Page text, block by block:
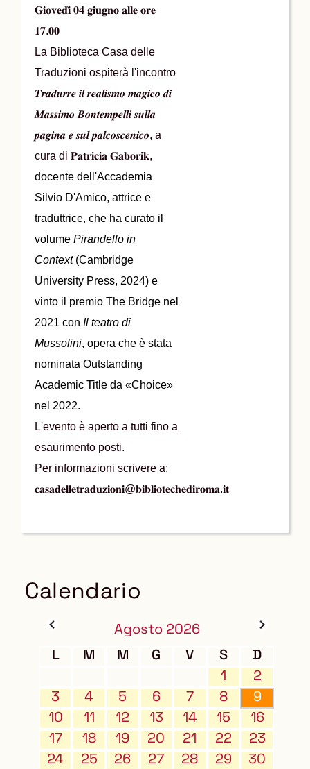
𝐆𝐢𝐨𝐯𝐞𝐝𝐢̀ 𝟎𝟒 𝐠𝐢𝐮𝐠𝐧𝐨 𝐚𝐥𝐥𝐞 𝐨𝐫𝐞
𝟏𝟕.𝟎𝟎
La Biblioteca Casa delle
Traduzioni ospiterà l'incontro
𝑻𝒓𝒂𝒅𝒖𝒓𝒓𝒆 𝒊𝒍 𝒓𝒆𝒂𝒍𝒊𝒔𝒎𝒐 𝒎𝒂𝒈𝒊𝒄𝒐 𝒅𝒊
𝑴𝒂𝒔𝒔𝒊𝒎𝒐 𝑩𝒐𝒏𝒕𝒆𝒎𝒑𝒆𝒍𝒍𝒊 𝒔𝒖𝒍𝒍𝒂
𝒑𝒂𝒈𝒊𝒏𝒂 𝒆 𝒔𝒖𝒍 𝒑𝒂𝒍𝒄𝒐𝒔𝒄𝒆𝒏𝒊𝒄𝒐, a
cura di 𝐏𝐚𝐭𝐫𝐢𝐜𝐢𝐚 𝐆𝐚𝐛𝐨𝐫𝐢𝐤,
docente dell'Accademia
Silvio D'Amico, attrice e
traduttrice, che ha curato il
volume Pirandello in
Context (Cambridge
University Press, 2024) e
vinto il premio The Bridge nel
2021 con Il teatro di
Mussolini, opera che è stata
nominata Outstanding
Academic Title da «Choice»
nel 2022.
L'evento è aperto a tutti fino a
esaurimento posti.
Per informazioni scrivere a:
𝐜𝐚𝐬𝐚𝐝𝐞𝐥𝐥𝐞𝐭𝐫𝐚𝐝𝐮𝐳𝐢𝐨𝐧𝐢@𝐛𝐢𝐛𝐥𝐢𝐨𝐭𝐞𝐜𝐡𝐞𝐝𝐢𝐫𝐨𝐦𝐚.𝐢𝐭
Calendario
Agosto 2026
L
M M G V S
D
1
2
3
4 5 6 7 8
9
10
11 12 13 14 15
16
17
18 19 20 21 22
23
24
25 26 27 28 29
30